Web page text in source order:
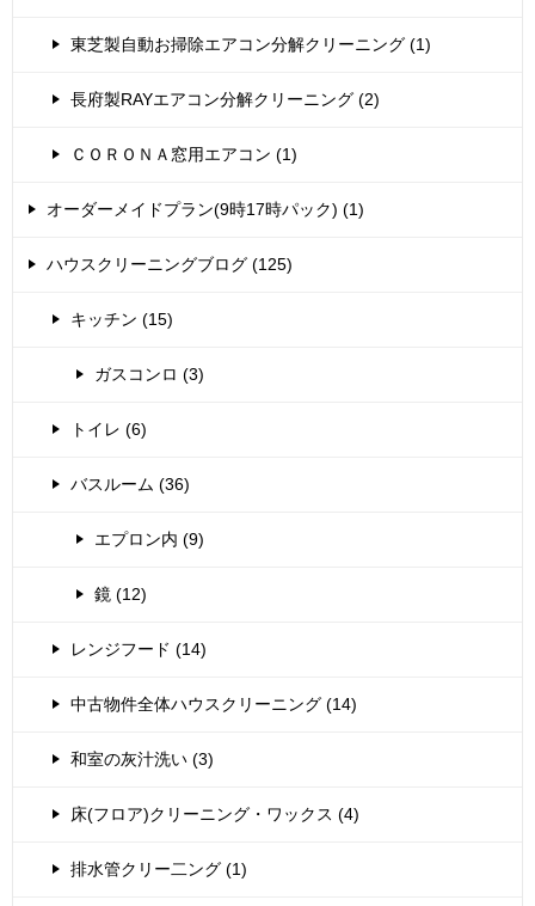
東芝製自動お掃除エアコン分解クリーニング (1)
長府製RAYエアコン分解クリーニング (2)
ＣＯＲＯＮＡ窓用エアコン (1)
オーダーメイドプラン(9時17時パック) (1)
ハウスクリーニングブログ (125)
キッチン (15)
ガスコンロ (3)
トイレ (6)
バスルーム (36)
エプロン内 (9)
鏡 (12)
レンジフード (14)
中古物件全体ハウスクリーニング (14)
和室の灰汁洗い (3)
床(フロア)クリーニング・ワックス (4)
排水管クリー二ング (1)